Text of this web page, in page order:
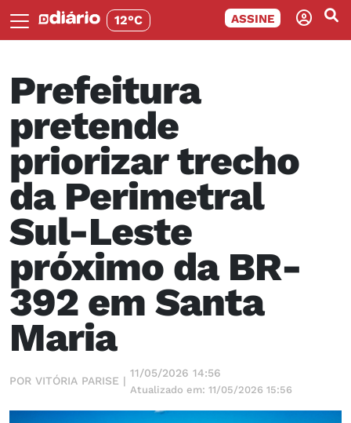
12°C ASSINE
Prefeitura
pretende
priorizar trecho
da Perimetral
Sul-Leste
próximo da BR-
392 em Santa
Maria
POR VITÓRIA PARISE |
11/05/2026 14:56
Atualizado em: 11/05/2026 15:56